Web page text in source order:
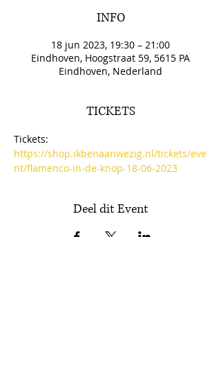
INFO
18 jun 2023, 19:30 – 21:00
Eindhoven, Hoogstraat 59, 5615 PA
Eindhoven, Nederland
TICKETS
Tickets:
https://shop.ikbenaanwezig.nl/tickets/eve
nt/flamenco-in-de-knop-18-06-2023
Deel dit Event